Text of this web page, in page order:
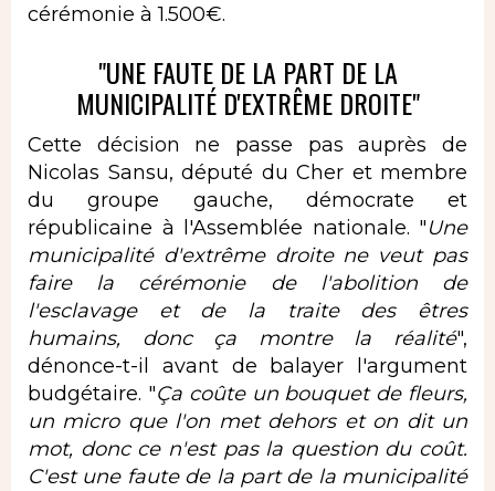
cérémonie à 1.500€.
"UNE FAUTE DE LA PART DE LA
MUNICIPALITÉ D'EXTRÊME DROITE"
Cette décision ne passe pas auprès de
Nicolas Sansu, député du Cher et membre
du groupe gauche, démocrate et
républicaine à l'Assemblée nationale. "Une
municipalité d'extrême droite ne veut pas
faire la cérémonie de l'abolition de
l'esclavage et de la traite des êtres
humains, donc ça montre la réalité",
dénonce-t-il avant de balayer l'argument
budgétaire. "Ça coûte un bouquet de fleurs,
un micro que l'on met dehors et on dit un
mot, donc ce n'est pas la question du coût.
C'est une faute de la part de la municipalité